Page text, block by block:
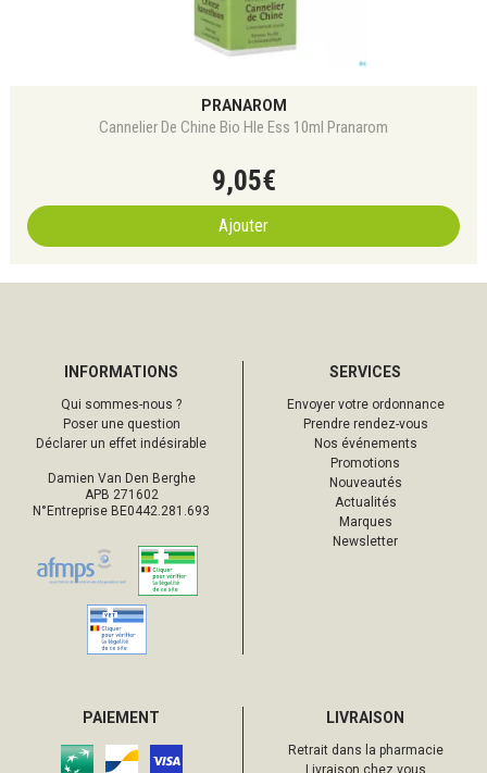
PRANAROM
Cannelier De Chine Bio Hle Ess 10ml Pranarom
9,05€
Ajouter
INFORMATIONS
Qui sommes-nous ?
Poser une question
Déclarer un effet indésirable
Damien Van Den Berghe
APB 271602
N°Entreprise BE0442.281.693
SERVICES
Envoyer votre ordonnance
Prendre rendez-vous
Nos événements
Promotions
Nouveautés
Actualités
Marques
Newsletter
PAIEMENT LIVRAISON
Retrait dans la pharmacie
Livraison chez vous